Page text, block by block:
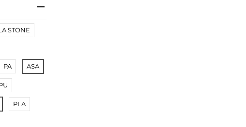
STONE
PA ASA
PLA